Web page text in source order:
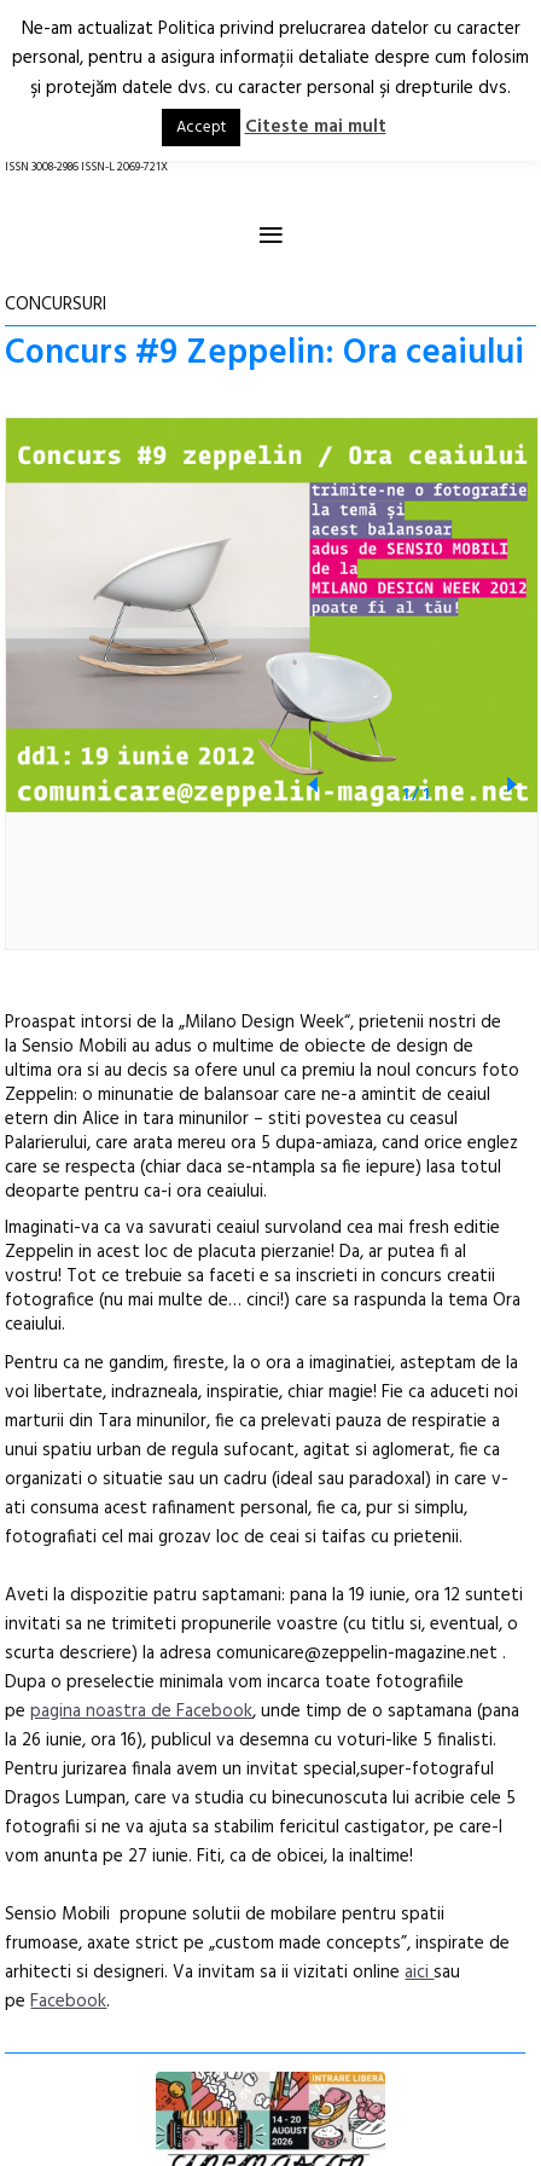
Arhitectură.
Oraș.
RO EN
ISSN 3008-2986 ISSN-L 2069-721X
≡
CONCURSURI
Concurs #9 Zeppelin: Ora ceaiului
1/1
Proaspat intorsi de la „Milano Design Week“, prietenii nostri de
la Sensio Mobili au adus o multime de obiecte de design de
ultima ora si au decis sa ofere unul ca premiu la noul concurs foto
Zeppelin: o minunatie de balansoar care ne-a amintit de ceaiul
etern din Alice in tara minunilor – stiti povestea cu ceasul
Palarierului, care arata mereu ora 5 dupa-amiaza, cand orice englez
care se respecta (chiar daca se-ntampla sa fie iepure) lasa totul
deoparte pentru ca-i ora ceaiului.
Imaginati-va ca va savurati ceaiul survoland cea mai fresh editie
Zeppelin in acest loc de placuta pierzanie! Da, ar putea fi al
vostru! Tot ce trebuie sa faceti e sa inscrieti in concurs creatii
fotografice (nu mai multe de… cinci!) care sa raspunda la tema Ora
ceaiului.
Pentru ca ne gandim, fireste, la o ora a imaginatiei, asteptam de la
voi libertate, indrazneala, inspiratie, chiar magie! Fie ca aduceti noi
marturii din Tara minunilor, fie ca prelevati pauza de respiratie a
unui spatiu urban de regula sufocant, agitat si aglomerat, fie ca
organizati o situatie sau un cadru (ideal sau paradoxal) in care v-
ati consuma acest rafinament personal, fie ca, pur si simplu,
fotografiati cel mai grozav loc de ceai si taifas cu prietenii.
Aveti la dispozitie patru saptamani: pana la 19 iunie, ora 12 sunteti
invitati sa ne trimiteti propunerile voastre (cu titlu si, eventual, o
scurta descriere) la adresa comunicare@zeppelin-magazine.net .
Dupa o preselectie minimala vom incarca toate fotografiile
pepagina noastra de Facebook, unde timp de o saptamana (pana
la 26 iunie, ora 16), publicul va desemna cu voturi-like 5 finalisti.
Pentru jurizarea finala avem un invitat special,super-fotograful
Dragos Lumpan, care va studia cu binecunoscuta lui acribie cele 5
fotografii si ne va ajuta sa stabilim fericitul castigator, pe care-l
vom anunta pe 27 iunie. Fiti, ca de obicei, la inaltime!
Sensio Mobili propune solutii de mobilare pentru spatii
frumoase, axate strict pe „custom made concepts”, inspirate de
arhitecti si designeri. Va invitam sa ii vizitati onlineaicisau
peFacebook.
Ne-am actualizat Politica privind prelucrarea datelor cu caracter
personal, pentru a asigura informaţii detaliate despre cum folosim
şi protejăm datele dvs. cu caracter personal şi drepturile dvs.
Accept Citeste mai mult